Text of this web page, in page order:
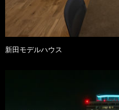
新田モデルハウス